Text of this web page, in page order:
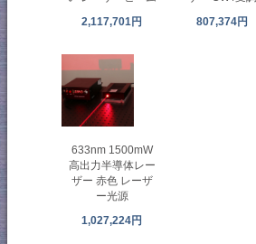
2,117,701円
807,374円
633nm 1500mW
高出力半導体レー
ザー 赤色 レーザ
ー光源
1,027,224円